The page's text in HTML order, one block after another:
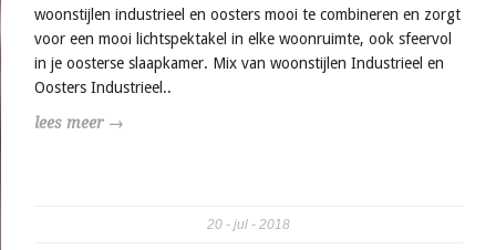
woonstijlen industrieel en oosters mooi te combineren en zorgt
voor een mooi lichtspektakel in elke woonruimte, ook sfeervol
in je oosterse slaapkamer. Mix van woonstijlen Industrieel en
Oosters Industrieel..
lees meer →
20 jul 2018